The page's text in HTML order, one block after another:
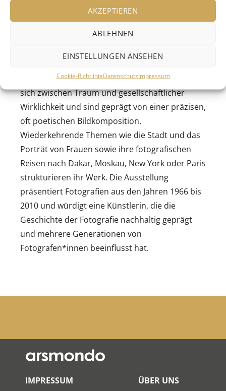
AKZEPTIEREN
ABLEHNEN
EINSTELLUNGEN ANSEHEN
Cookie-RichtlinieDatenschutzImpressum
gilt als international bekannteste Vertreterin der
Fotografie der DDR. Über mehr als vier
Jahrzehnte entwickelte sie ein vielschichtiges
essayistische Reportagen. Ihre Bilder bewegen
sich zwischen Traum und gesellschaftlicher
Wirklichkeit und sind geprägt von einer präzisen,
oft poetischen Bildkomposition.
Wiederkehrende Themen wie die Stadt und das
Porträt von Frauen sowie ihre fotografischen
Reisen nach Dakar, Moskau, New York oder Paris
strukturieren ihr Werk. Die Ausstellung
präsentiert Fotografien aus den Jahren 1966 bis
2010 und würdigt eine Künstlerin, die die
Geschichte der Fotografie nachhaltig geprägt
und mehrere Generationen von
Fotografen*innen beeinflusst hat.
IMPRESSUM ÜBER UNS